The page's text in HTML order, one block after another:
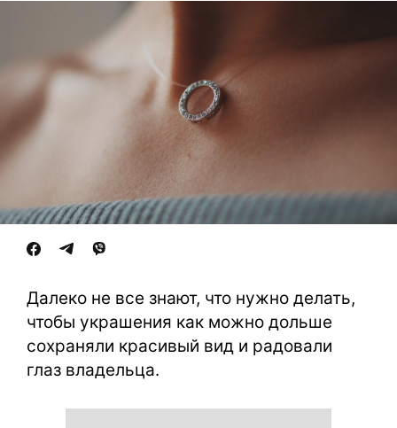
Далеко не все знают, что нужно делать,
чтобы украшения как можно дольше
сохраняли красивый вид и радовали
глаз владельца.